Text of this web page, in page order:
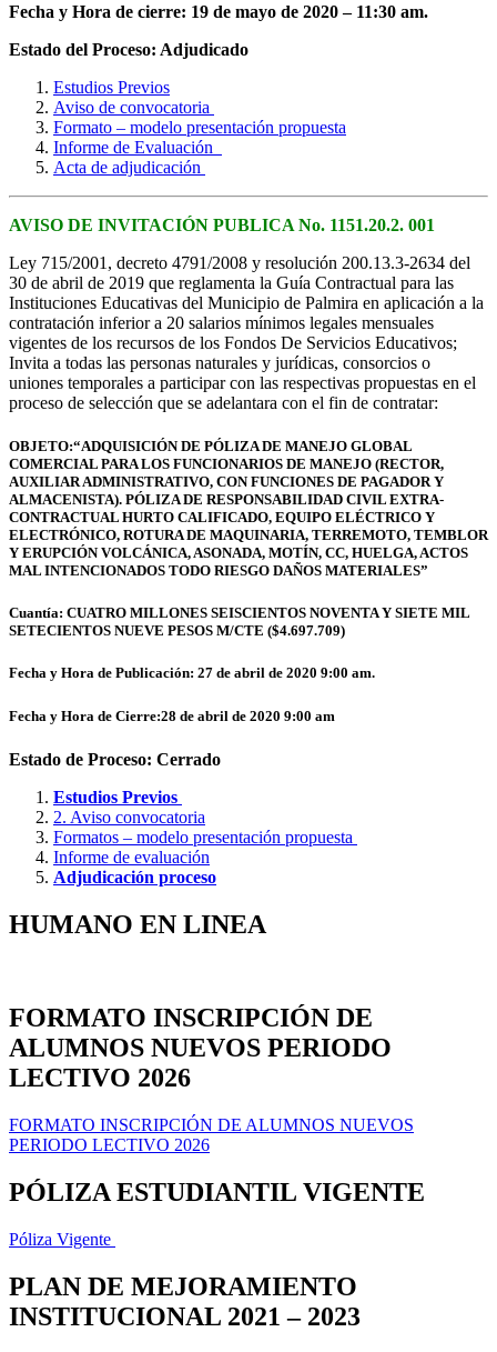
Fecha y Hora de cierre: 19 de mayo de 2020 – 11:30 am.
Estado del Proceso: Adjudicado
Estudios Previos
Aviso de convocatoria
Formato – modelo presentación propuesta
Informe de Evaluación
Acta de adjudicación
AVISO DE INVITACIÓN PUBLICA No. 1151.20.2. 001
Ley 715/2001, decreto 4791/2008 y resolución 200.13.3-2634 del
30 de abril de 2019 que reglamenta la Guía Contractual para las
Instituciones Educativas del Municipio de Palmira en aplicación a la
contratación inferior a 20 salarios mínimos legales mensuales
vigentes de los recursos de los Fondos De Servicios Educativos;
Invita a todas las personas naturales y jurídicas, consorcios o
uniones temporales a participar con las respectivas propuestas en el
proceso de selección que se adelantara con el fin de contratar:
OBJETO:“ADQUISICIÓN DE PÓLIZA DE MANEJO GLOBAL
COMERCIAL PARA LOS FUNCIONARIOS DE MANEJO (RECTOR,
AUXILIAR ADMINISTRATIVO, CON FUNCIONES DE PAGADOR Y
ALMACENISTA). PÓLIZA DE RESPONSABILIDAD CIVIL EXTRA-
CONTRACTUAL HURTO CALIFICADO, EQUIPO ELÉCTRICO Y
ELECTRÓNICO, ROTURA DE MAQUINARIA, TERREMOTO, TEMBLOR
Y ERUPCIÓN VOLCÁNICA, ASONADA, MOTÍN, CC, HUELGA, ACTOS
MAL INTENCIONADOS TODO RIESGO DAÑOS MATERIALES”
Cuantía: CUATRO MILLONES SEISCIENTOS NOVENTA Y SIETE MIL
SETECIENTOS NUEVE PESOS M/CTE ($4.697.709)
Fecha y Hora de Publicación: 27 de abril de 2020 9:00 am.
Fecha y Hora de Cierre:28 de abril de 2020 9:00 am
Estado de Proceso: Cerrado
Estudios Previos
2. Aviso convocatoria
Formatos – modelo presentación propuesta
Informe de evaluación
Adjudicación proceso
HUMANO EN LINEA
FORMATO INSCRIPCIÓN DE
ALUMNOS NUEVOS PERIODO
LECTIVO 2026
FORMATO INSCRIPCIÓN DE ALUMNOS NUEVOS
PERIODO LECTIVO 2026
PÓLIZA ESTUDIANTIL VIGENTE
Póliza Vigente
PLAN DE MEJORAMIENTO
INSTITUCIONAL 2021 – 2023